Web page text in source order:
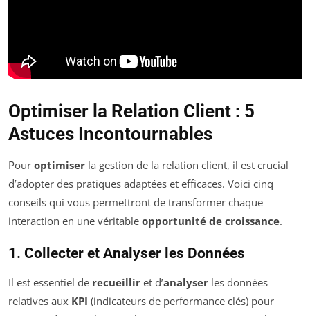
Optimiser la Relation Client : 5
Astuces Incontournables
Pour optimiser la gestion de la relation client, il est crucial
d’adopter des pratiques adaptées et efficaces. Voici cinq
conseils qui vous permettront de transformer chaque
interaction en une véritable opportunité de croissance.
1. Collecter et Analyser les Données
Il est essentiel de recueillir et d’analyser les données
relatives aux KPI (indicateurs de performance clés) pour